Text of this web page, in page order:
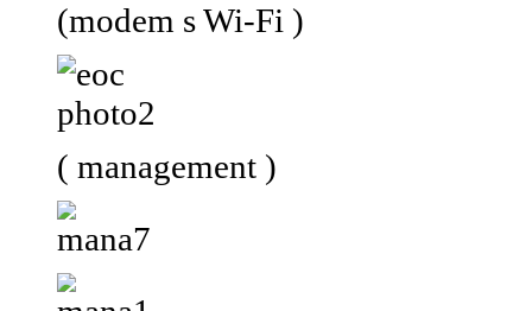
(modem s Wi-Fi )
( management )